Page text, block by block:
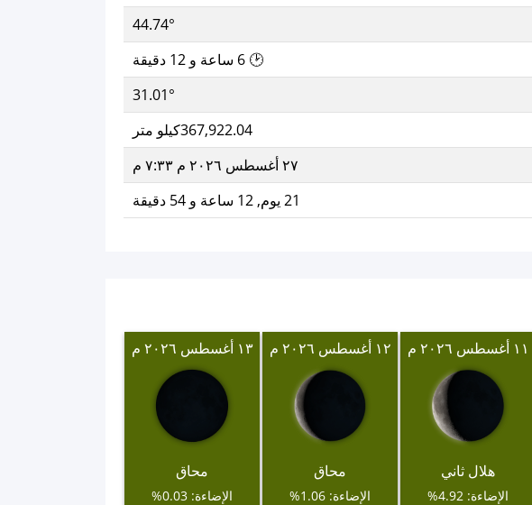
44.74°
🕑 6 ساعة و 12 دقيقة
31.01°
367,922.04كيلو متر
٢٧ أغسطس ٢٠٢٦ م ٧:٣٣ م
21 يوم, 12 ساعة و 54 دقيقة
١١ أغسطس ٢٠٢٦ م
هلال ثاني
الإضاءة: 4.92%
١٢ أغسطس ٢٠٢٦ م
محاق
الإضاءة: 1.06%
١٣ أغسطس ٢٠٢٦ م
محاق
الإضاءة: 0.03%